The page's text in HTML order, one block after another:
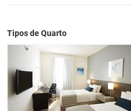
Tipos de Quarto